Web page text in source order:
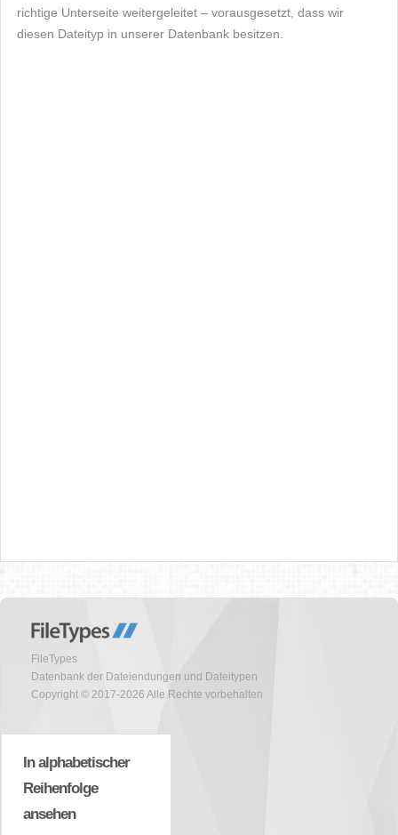
richtige Unterseite weitergeleitet – vorausgesetzt, dass wir
diesen Dateityp in unserer Datenbank besitzen.
FileTypes
Datenbank der Dateiendungen und Dateitypen
Copyright © 2017-2026 Alle Rechte vorbehalten
In alphabetischer
Reihenfolge
ansehen